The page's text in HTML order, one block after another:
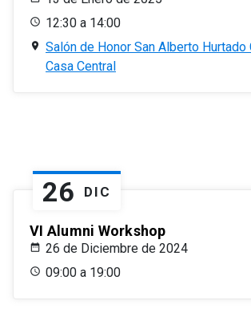
12:30 a 14:00
Salón de Honor San Alberto Hurtado
Casa Central
26 DIC
VI Alumni Workshop
26 de Diciembre de 2024
09:00 a 19:00